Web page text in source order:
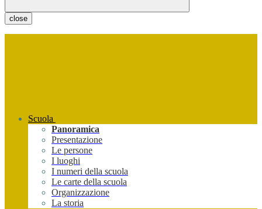
close
Scuola
Panoramica
Presentazione
Le persone
I luoghi
I numeri della scuola
Le carte della scuola
Organizzazione
La storia